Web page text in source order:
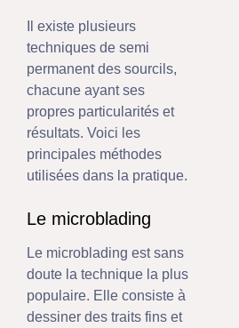
Il existe plusieurs
techniques de semi
permanent des sourcils,
chacune ayant ses
propres particularités et
résultats. Voici les
principales méthodes
utilisées dans la pratique.
Le microblading
Le microblading est sans
doute la technique la plus
populaire. Elle consiste à
dessiner des traits fins et